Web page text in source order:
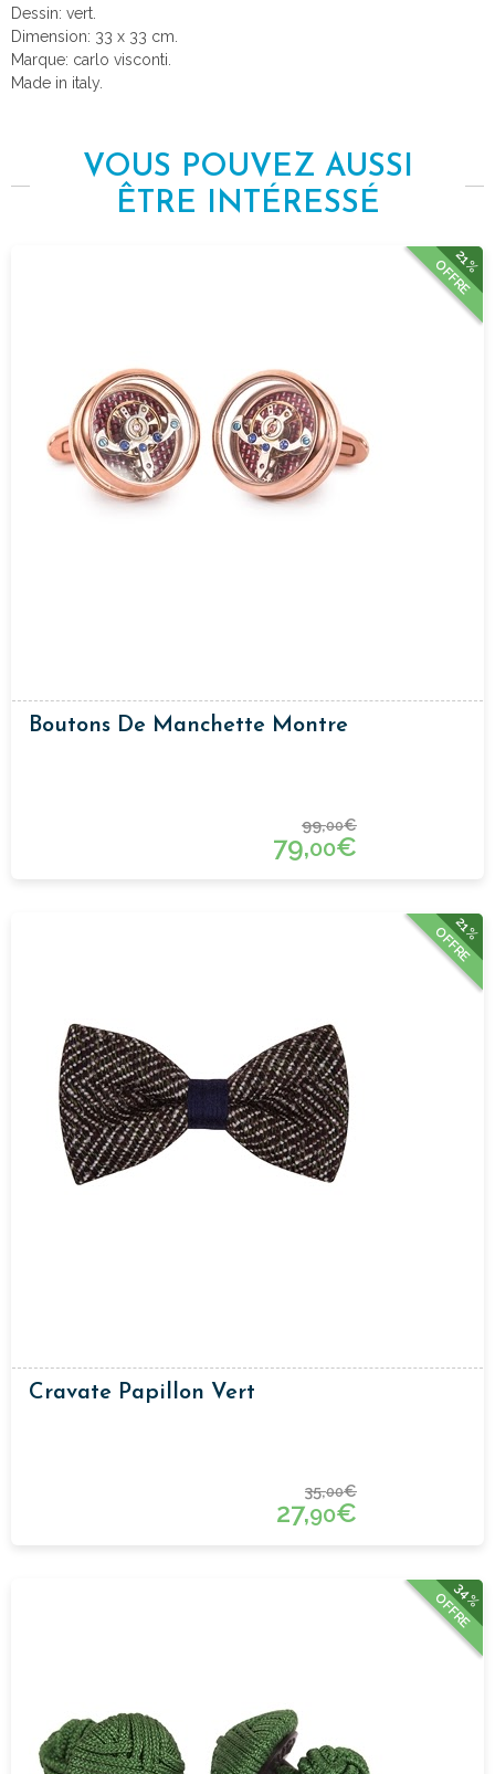
Dessin: vert.
Dimension: 33 x 33 cm.
Marque: carlo visconti.
Made in italy.
VOUS POUVEZ AUSSI
ÊTRE INTÉRESSÉ
21%
OFFRE
Boutons De Manchette Montre
99,00€
79,00€
21%
OFFRE
Cravate Papillon Vert
35,00€
27,90€
34%
OFFRE